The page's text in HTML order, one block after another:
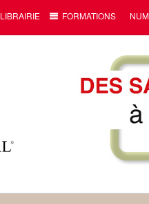
LIBRAIRIE FORMATIONS